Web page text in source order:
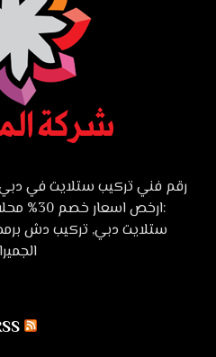
رقم فني تركيب ستلايت في
:ارخص
ستلايت دبي, تركيب دش